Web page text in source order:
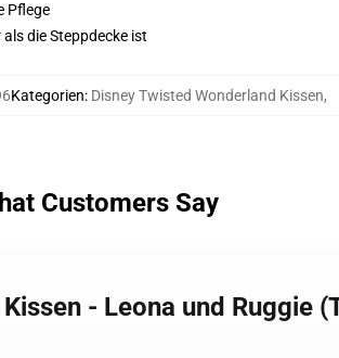
Pflege
die Steppdecke ist
Kategorien: Disney Twisted Wonderland Kissen,
Customers Say
- Leona und Ruggie